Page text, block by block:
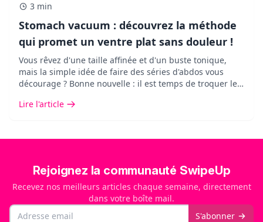
3 min
Stomach vacuum : découvrez la méthode
qui promet un ventre plat sans douleur !
Vous rêvez d'une taille affinée et d'un buste tonique,
mais la simple idée de faire des séries d'abdos vous
décourage ? Bonne nouvelle : il est temps de troquer les
douce, redoutablement efficace et validée par la science
Lire l'article
Rejoignez la communauté SwipeUp
Recevez nos meilleurs articles chaque semaine, directement
dans votre boîte mail.
Email S'abonner